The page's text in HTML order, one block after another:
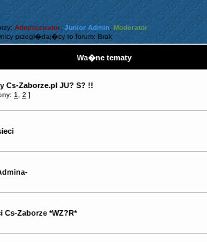
Administrator,Junior Admin Moderator
przegl�daj�cy to forum: Brak
Wa�ne tematy
Cs-Zaborze.pl JU? S? !!
1 2 ]
Cs-Zaborze *WZ?R*